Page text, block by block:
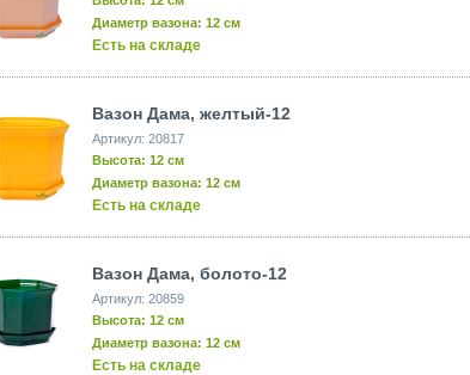
Диаметр вазона: 12 см
Есть на складе
Вазон Дама, желтый-12
Артикул: 20817
Высота: 12 см
Диаметр вазона: 12 см
Есть на складе
Вазон Дама, болото-12
Артикул: 20859
Высота: 12 см
Диаметр вазона: 12 см
Есть на складе